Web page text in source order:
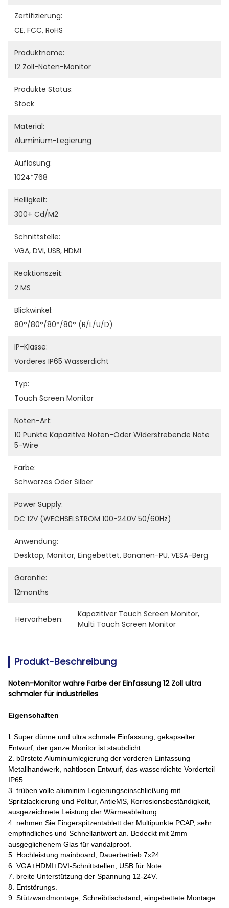
Zertifizierung:
CE, FCC, RoHS
Produktname:
12 Zoll-Noten-Monitor
Produkte Status:
Stock
Material:
Aluminium-Legierung
Auflösung:
1024*768
Helligkeit:
300+ Cd/m2
Schnittstelle:
VGA, DVI, USB, HDMI
Reaktionszeit:
2 MS
Blickwinkel:
80°/80°/80°/80° (R/L/U/D)
IP-Klasse:
Vorderes IP65 Wasserdicht
Typ:
Touch Screen Monitor
Noten-Art:
10 Punkte Kapazitive Noten-Oder Widerstrebende Note
5-Wire
Farbe:
Schwarzes Oder Silber
Power Supply:
DC 12V (WECHSELSTROM 100-240V 50/60Hz)
Anwendung:
Desktop, Monitor, Eingebettet, Bananen-PU, VESA-Berg
Garantie:
12months
Hervorheben:
Kapazitiver Touch Screen Monitor,
Multi Touch Screen Monitor
Produkt-Beschreibung
Noten-Monitor wahre Farbe der Einfassung 12 Zoll ultra
schmaler für industrielles
Eigenschaften
1. Super dünne und ultra schmale Einfassung, gekapselter
Entwurf, der ganze Monitor ist staubdicht.
2. bürstete Aluminiumlegierung der vorderen Einfassung
Metallhandwerk, nahtlosen Entwurf, das wasserdichte Vorderteil
IP65.
3. trüben volle aluminim Legierungseinschließung mit
Spritzlackierung und Politur, AntieMS, Korrosionsbeständigkeit,
ausgezeichnete Leistung der Wärmeableitung.
4. nehmen Sie Fingerspitzentablett der Multipunkte PCAP, sehr
empfindliches und Schnellantwort an. Bedeckt mit 2mm
ausgeglichenem Glas für vandalproof.
5. Hochleistung mainboard, Dauerbetrieb 7x24.
6. VGA+HDMI+DVI-Schnittstellen, USB für Note.
7. breite Unterstützung der Spannung 12-24V.
8. Entstörungs.
9. Stützwandmontage, Schreibtischstand, eingebettete Montage.